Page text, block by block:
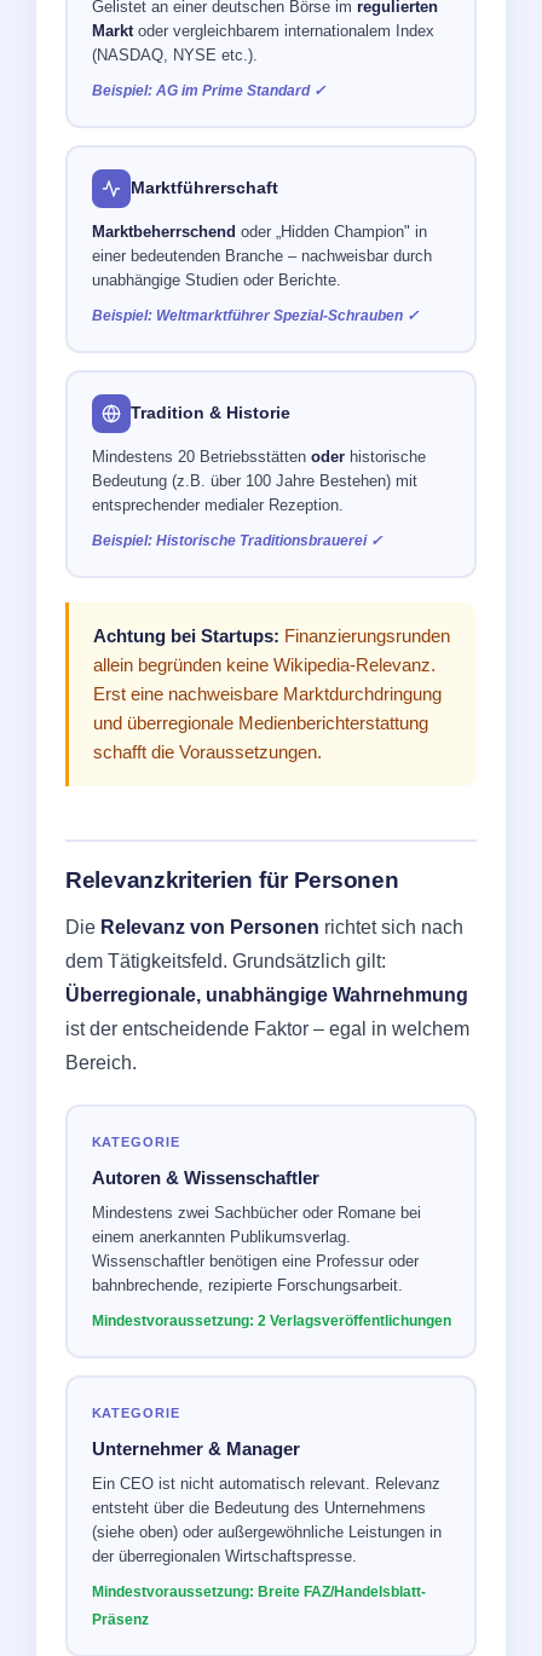
Gelistet an einer deutschen Börse im regulierten
Marktoder vergleichbarem internationalem Index
(NASDAQ, NYSE etc.).
Beispiel: AG im Prime Standard ✓
Marktführerschaft
Marktbeherrschend oder „Hidden Champion" in
einer bedeutenden Branche – nachweisbar durch
unabhängige Studien oder Berichte.
Beispiel: Weltmarktführer Spezial-Schrauben ✓
Tradition & Historie
Mindestens 20 Betriebsstätten oderhistorische
Bedeutung (z.B. über 100 Jahre Bestehen) mit
entsprechender medialer Rezeption.
Beispiel: Historische Traditionsbrauerei ✓
Achtung bei Startups: Finanzierungsrunden
allein begründen keine Wikipedia-Relevanz.
Erst eine nachweisbare Marktdurchdringung
und überregionale Medienberichterstattung
schafft die Voraussetzungen.
Relevanzkriterien für Personen
Die Relevanz von Personen richtet sich nach
dem Tätigkeitsfeld. Grundsätzlich gilt:
Überregionale, unabhängige Wahrnehmung
ist der entscheidende Faktor – egal in welchem
Bereich.
KATEGORIE
Autoren & Wissenschaftler
Mindestens zwei Sachbücher oder Romane bei
einem anerkannten Publikumsverlag.
Wissenschaftler benötigen eine Professur oder
bahnbrechende, rezipierte Forschungsarbeit.
Mindestvoraussetzung: 2 Verlagsveröffentlichungen
KATEGORIE
Unternehmer & Manager
Ein CEO ist nicht automatisch relevant. Relevanz
entsteht über die Bedeutung des Unternehmens
(siehe oben) oder außergewöhnliche Leistungen in
der überregionalen Wirtschaftspresse.
Mindestvoraussetzung: Breite FAZ/Handelsblatt-
Präsenz